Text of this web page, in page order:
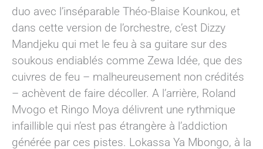
duo avec l’inséparable Théo-Blaise Kounkou, et
dans cette version de l’orchestre, c’est Dizzy
Mandjeku qui met le feu à sa guitare sur des
soukous endiablés comme Zewa Idée, que des
cuivres de feu – malheureusement non crédités
– achèvent de faire décoller. A l’arrière, Roland
Mvogo et Ringo Moya délivrent une rythmique
infaillible qui n’est pas étrangère à l’addiction
générée par ces pistes. Lokassa Ya Mbongo, à la